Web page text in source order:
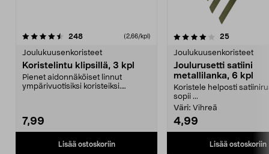
248arvostelut (2,66/kpl)
Joulukuusenkoristeet
Koristelintu klipsillä, 3 kpl
Pienet aidonnäköiset linnut
ympärivuotisiksi koristeiksi.
7,99
Lisää ostoskoriin
4.0 viidestä
25arvostelut
Joulukuusenkoristeet
Joulurusetti satiini
metallilanka, 6 kpl
Koristele helposti
sopii ...
Väri: Vihreä
4,99
Lisää ostoskoriin
4.0 viidestä